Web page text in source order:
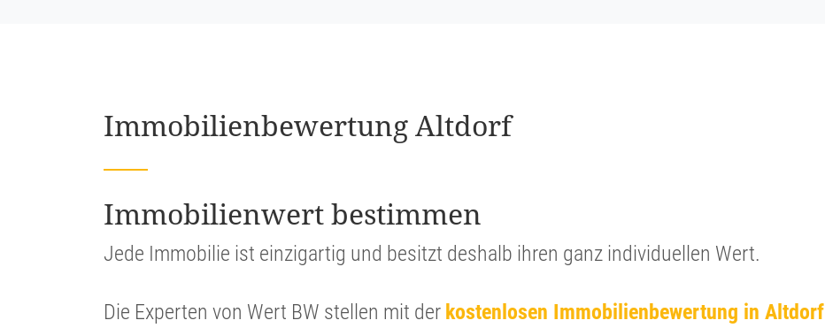
Immobi­li­en­be­wer­tung Altdorf
Immobi­li­en­wert bestimmen
Jede Immobilie ist einzig­artig und besitzt deshalb ihren ganz indivi­du­ellen Wert.
Die Experten von Wert BW stellen mit der kosten­losen Immobi­li­en­be­wer­tung in Altdorf